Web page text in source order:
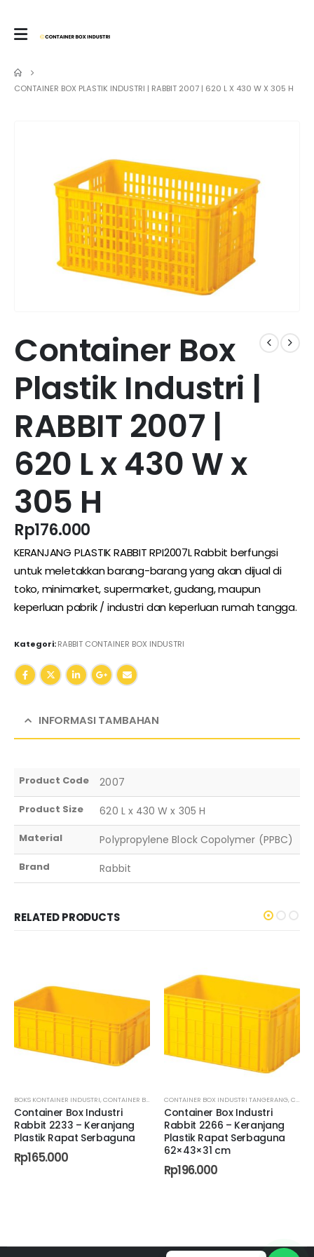
CONTAINER BOX PLASTIK INDUSTRI | RABBIT 2007 | 620 L X 430 W X 305 H
Container Box
Plastik Industri |
RABBIT 2007 |
620 L x 430 W x
305 H
Rp176.000
KERANJANG PLASTIK RABBIT RPI2007L Rabbit berfungsi
untuk meletakkan barang-barang yang akan dijual di
toko,minimarket,supermarket,gudang, maupun
keperluan pabrik / industri dan keperluan rumah tangga.
Kategori:RABBIT CONTAINER BOX INDUSTRI
INFORMASI TAMBAHAN
Product Code 2007
Product Size 620 L x 430 W x 305 H
Material Polypropylene Block Copolymer (PPBC)
Brand Rabbit
RELATED PRODUCTS
,CONTAINER BOX INDUSTRI DEPOK,CONTAINER BOX INDUSTRI GORONTALO
CONTAINER BOX INDUSTRI TANGERANG,CONTAINER BOX INDUSTRI TANGERANG SELATAN
Container Box Industri
Rabbit 2266 – Keranjang
Plastik Rapat Serbaguna
62×43×31 cm
Rp
RABBIT CONTAINER BOX INDUSTRI
Container Box Plastik
Industri | RABBIT 2005 | 620
L x 430 W x 225 H
Rp145.000